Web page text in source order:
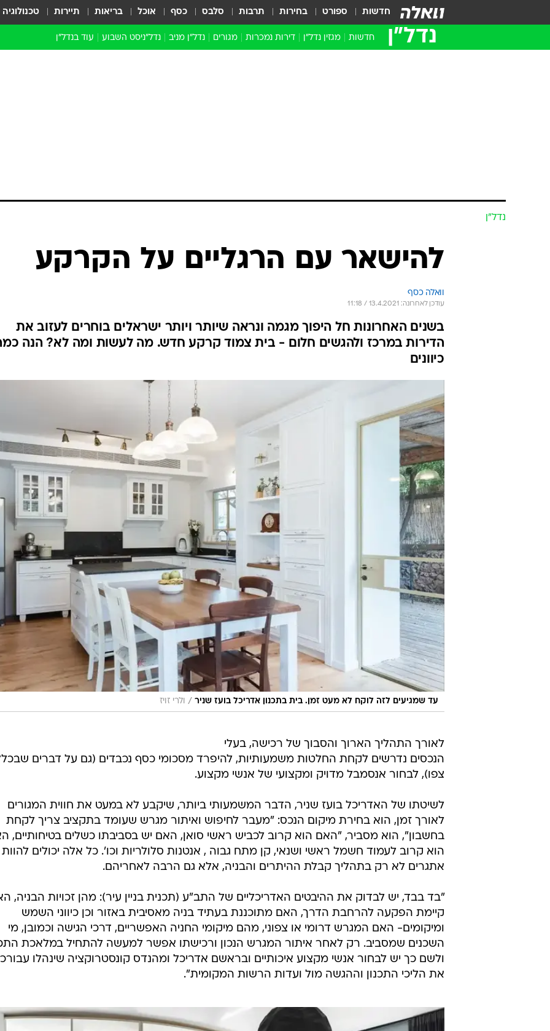
חדשות ספורט בחירות תרבות סלבס כסף אוכל בריאות תיירות טכנולוגיה
נדל״ן חדשות מגזין נדל"ן דירות נמכרות מגורים נדל"ן מניב נדל"ניסט השבוע עוד בנדל״ן
נדל״ן
להישאר עם הרגליים על הקרקע
וואלה כסף
עודכן לאחרונה: 13.4.2021 / 11:18
בשנים האחרונות חל היפוך מגמה ונראה שיותר ויותר ישראלים בוחרים לעזוב את
הדירות במרכז ולהגשים חלום - בית צמוד קרקע חדש. מה לעשות ומה לא? הנה
כיוונים
עד שמגיעים לזה לוקח לא מעט זמן. בית בתכנון אדריכל בועז שניר / ולרי זויז
לאורך התהליך הארוך והסבוך של רכישה, בעלי
הנכסים נדרשים לקחת החלטות משמעותיות, להיפרד מסכומי כסף נכבדים (גם על דברים
צפו), לבחור אנסמבל מדויק ומקצועי של אנשי מקצוע.
לשיטתו של האדריכל בועז שניר, הדבר המשמעותי ביותר, שיקבע לא במעט את חווית המגורים
לאורך זמן, הוא בחירת מיקום הנכס: "מעבר לחיפוש ואיתור מגרש שעומד בתקציב צריך לקחת
בחשבון", הוא מסביר, "האם הוא קרוב לכביש ראשי סואן, האם יש בסביבתו כשלים בטיחותיים,
הוא קרוב לעמוד חשמל ראשי ושנאי, קן מתח גבוה , אנטנות סלולריות וכו'. כל אלה יכולים להוות
אתגרים לא רק בתהליך קבלת ההיתרים והבניה, אלא גם הרבה לאחריהם.
"בד בבד, יש לבדוק את ההיבטים האדריכליים של התב"ע (תכנית בניין עיר): מהן זכויות הבניה,
קיימת הפקעה להרחבת הדרך, האם מתוכננת בעתיד בניה מאסיבית באזור וכן כיווני השמש
ומיקומים- האם המגרש דרומי או צפוני, מהם מיקומי החניה האפשריים, דרכי הגישה וכמובן, מי
השכנים שמסביב. רק לאחר איתור המגרש הנכון ורכישתו אפשר למעשה להתחיל במלאכת
ולשם כך יש לבחור אנשי מקצוע איכותיים ובראשם אדריכל ומהנדס קונסטרוקציה שינהלו
את הליכי התכנון וההגשה מול ועדות הרשות המקומית".